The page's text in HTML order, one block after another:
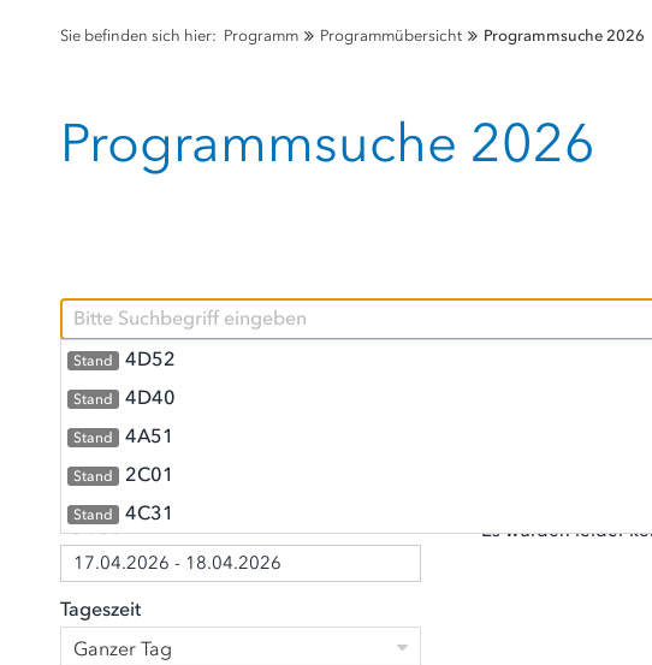
Sie befinden sich hier: Programm Programmübersicht Programmsuche 2026
Programmsuche 2026
Stand 4D52
Stand 4D40
Stand 4A51
Stand 2C01
Stand 4C31
Zeitraum
17.04.2026 - 18.04.2026
Tageszeit
Ganzer Tag
Es wurden leider